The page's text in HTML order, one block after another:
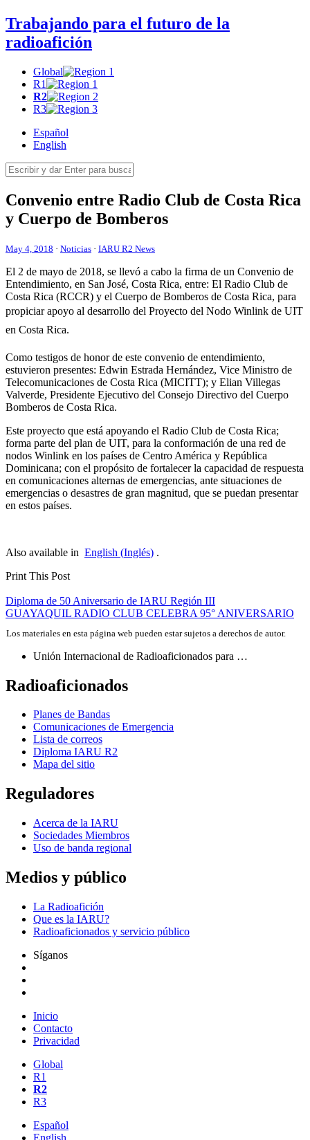
Trabajando para el futuro de la
radioafición
Global
R1
R2
R3
Español
English
Convenio entre Radio Club de Costa Rica
y Cuerpo de Bomberos
May 4, 2018 · Noticias · IARU R2 News
El 2 de mayo de 2018, se llevó a cabo la firma de un Convenio de
Entendimiento, en San José, Costa Rica, entre: El Radio Club de
Costa Rica (RCCR) y el Cuerpo de Bomberos de Costa Rica, para
propiciar apoyo al desarrollo del Proyecto del Nodo Winlink de UIT
en Costa Rica.
Como testigos de honor de este convenio de entendimiento,
estuvieron presentes: Edwin Estrada Hernández, Vice Ministro de
Telecomunicaciones de Costa Rica (MICITT); y Elian Villegas
Valverde, Presidente Ejecutivo del Consejo Directivo del Cuerpo
Bomberos de Costa Rica.
Este proyecto que está apoyando el Radio Club de Costa Rica;
forma parte del plan de UIT, para la conformación de una red de
nodos Winlink en los países de Centro América y República
Dominicana; con el propósito de fortalecer la capacidad de respuesta
en comunicaciones alternas de emergencias, ante situaciones de
emergencias o desastres de gran magnitud, que se puedan presentar
en estos países.
Also available in English (Inglés) .
Print This Post
Navegación
de
entradas
Diploma de 50 Aniversario de IARU Región III
GUAYAQUIL RADIO CLUB CELEBRA 95° ANIVERSARIO
Los materiales en esta página web pueden estar sujetos a derechos de autor.
Unión Internacional de Radioaficionados para …
Radioaficionados
Planes de Bandas
Comunicaciones de Emergencia
Lista de correos
Diploma IARU R2
Mapa del sitio
Reguladores
Acerca de la IARU
Sociedades Miembros
Uso de banda regional
Medios y público
La Radioafición
Que es la IARU?
Radioaficionados y servicio público
Síganos
Inicio
Contacto
Privacidad
Global
R1
R2
R3
Español
English